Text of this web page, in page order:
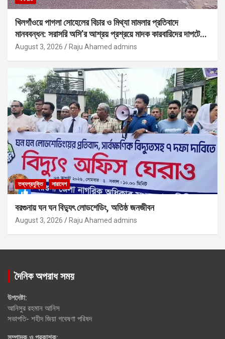
খিলগাঁওয়ে পাগলা সোহেলের বিচার ও মিথ্যা মামলার প্রতিবাদে
মানববন্ধন: সরাসরি অসি’র আশ্রয় প্রশ্রয়ে মাদক কারবারিদের দাপটের
অভিযোগ
August 3, 2026 Raju Ahamed admins
তথ্যপ্রযুক্তি সারাদেশ
বরগুনায় ঘন ঘন বিদ্যুৎ লোডশেডিং, অতিষ্ঠ জনজীবন
August 3, 2026 Raju Ahamed admins
দৈনিক অপরাধ সময়
উপদেষ্টা:
আনিসুর রহমান আনিস
সভাপতি- শহীদ জিয়া গবেষণা পরিষদ